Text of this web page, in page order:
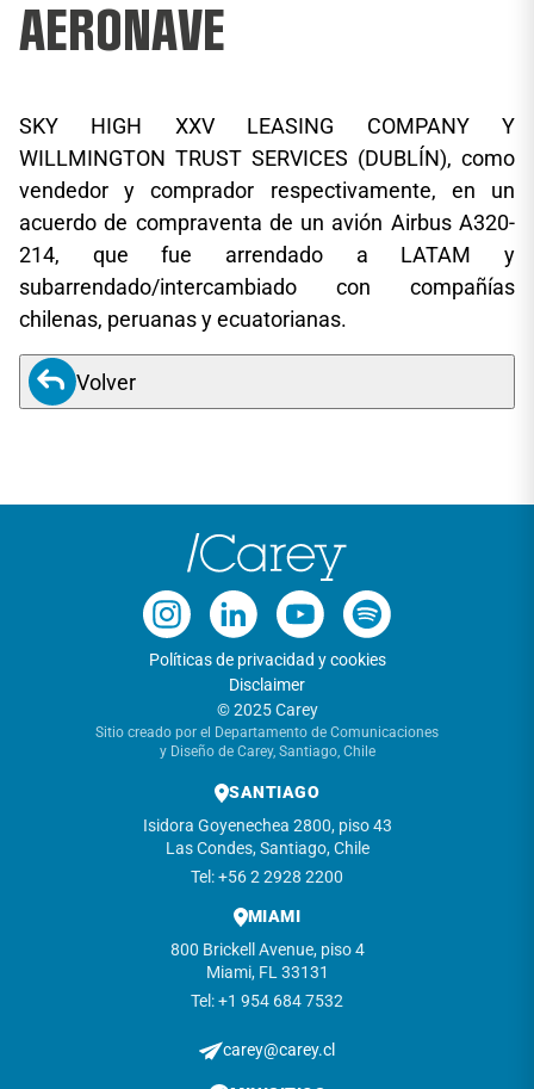
AERONAVE
SKY HIGH XXV LEASING COMPANY Y
WILLMINGTON TRUST SERVICES (DUBLÍN), como
vendedor y comprador respectivamente, en un
acuerdo de compraventa de un avión Airbus A320-
214, que fue arrendado a LATAM y
subarrendado/intercambiado con compañías
chilenas, peruanas y ecuatorianas.
Volver
Políticas de privacidad y cookies
Disclaimer
© 2025 Carey
Sitio creado por el Departamento de Comunicaciones
y Diseño de Carey, Santiago, Chile
SANTIAGO
Isidora Goyenechea 2800, piso 43
Las Condes, Santiago, Chile
Tel: +56 2 2928 2200
MIAMI
800 Brickell Avenue, piso 4
Miami, FL 33131
Tel: +1 954 684 7532
carey@carey.cl